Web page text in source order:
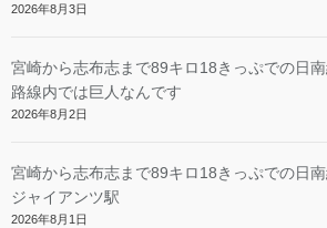
2026年8月3日
宮崎から志布志まで89キロ18きっぷでの日
路線内では巨人なんです
2026年8月2日
宮崎から志布志まで89キロ18きっぷでの日
ジャイアンツ駅
2026年8月1日